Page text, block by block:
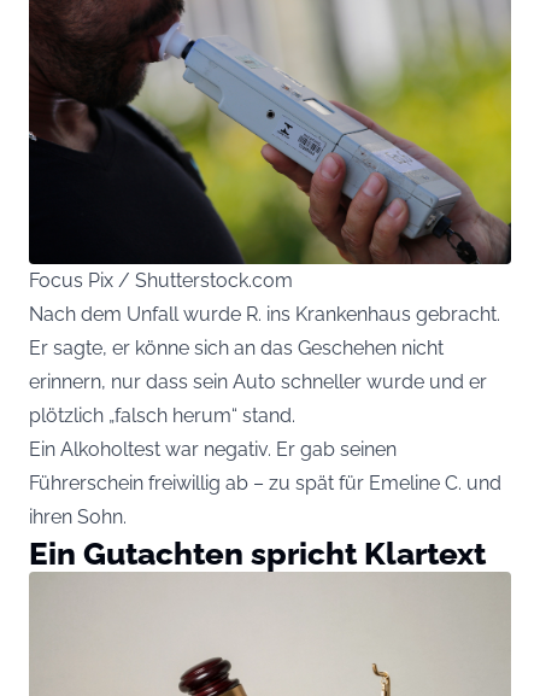
Focus Pix / Shutterstock.com
Nach dem Unfall wurde R. ins Krankenhaus gebracht.
Er sagte, er könne sich an das Geschehen nicht
erinnern, nur dass sein Auto schneller wurde und er
plötzlich „falsch herum“ stand.
Ein Alkoholtest war negativ. Er gab seinen
Führerschein freiwillig ab – zu spät für Emeline C. und
ihren Sohn.
Ein Gutachten spricht Klartext